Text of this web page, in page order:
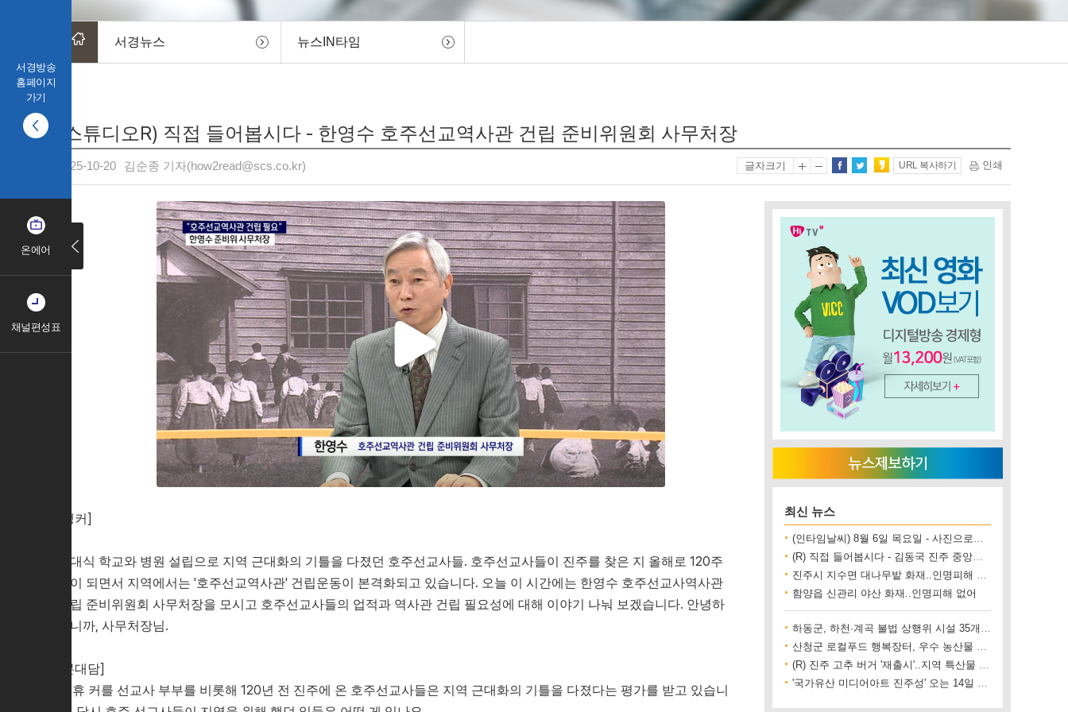
서경방송
홈페이지
가기
온에어
채널편성표
서경뉴스 뉴스IN타임
(스튜디오R) 직접 들어봅시다 - 한영수 호주선교역사관 건립 준비위원회 사무처장
2025-10-20 김순종 기자(how2read@scs.co.kr) 글자크기 URL 복사하기 인쇄
[앵커]
근대식 학교와 병원 설립으로 지역 근대화의 기틀을 다졌던 호주선교사들. 호주선교사들이 진주를 찾은 지 올해로 120주
년이 되면서 지역에서는 '호주선교역사관' 건립운동이 본격화되고 있습니다. 오늘 이 시간에는 한영수 호주선교사역사관
건립 준비위원회 사무처장을 모시고 호주선교사들의 업적과 역사관 건립 필요성에 대해 이야기 나눠 보겠습니다. 안녕하
십니까, 사무처장님.
[본대담]
Q. 휴 커를 선교사 부부를 비롯해 120년 전 진주에 온 호주선교사들은 지역 근대화의 기틀을 다졌다는 평가를 받고 있습니
최신 뉴스
(인타임날씨) 8월 6일 목요일 - 사진으로보는 날씨
(R) 직접 들어봅시다 - 김동국 진주 중앙시장 상인회장
진주시 지수면 대나무밭 화재..인명피해 없어
함양읍 신관리 야산 화재..인명피해 없어
하동군, 하천·계곡 불법 상행위 시설 35개소 철거
산청군 로컬푸드 행복장터, 우수 농산물 직거래 사업장 인증
(R) 진주 고추 버거 '재출시'..지역 특산물 홍보 기대
'국가유산 미디어아트 진주성' 오는 14일 개막